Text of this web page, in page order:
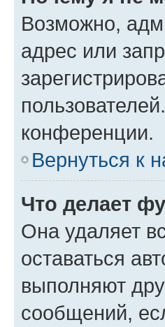
Возможно,
адрес или
конференции.
Вернуться к
Что делает
Она удаляет
оставаться
выполняют
сообщений,